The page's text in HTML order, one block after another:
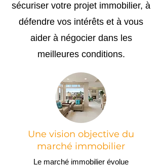
sécuriser votre projet immobilier, à
défendre vos intérêts et à vous
aider à négocier dans les
meilleures conditions.
Une vision objective du
marché immobilier
Le marché immobilier évolue